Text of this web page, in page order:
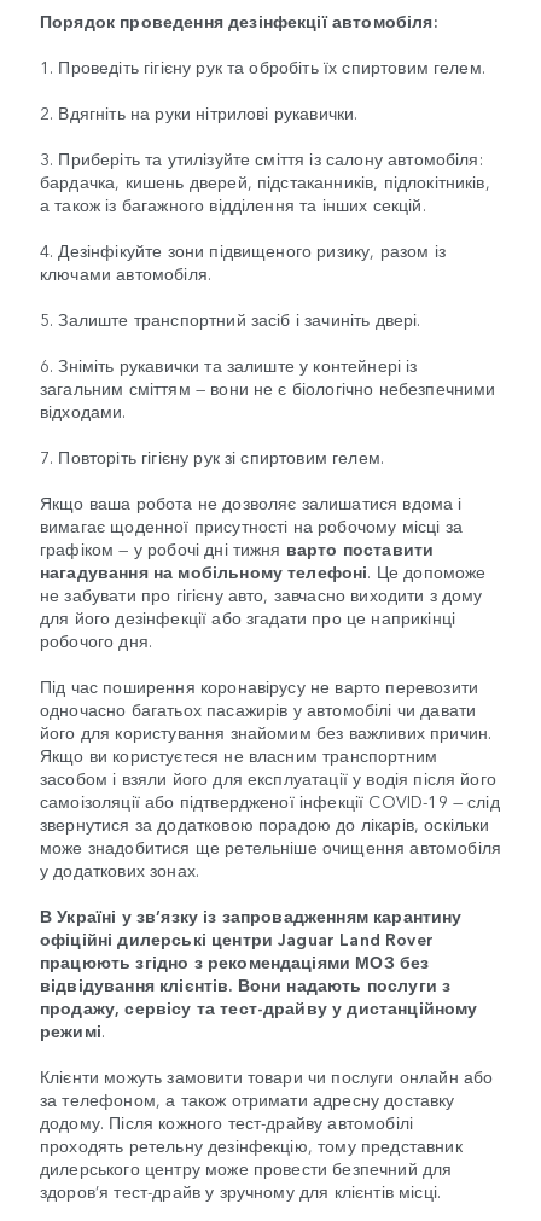
Порядок проведення дезінфекції автомобіля:
1. Проведіть гігієну рук та обробіть їх спиртовим гелем.
2. Вдягніть на руки нітрилові рукавички.
3. Приберіть та утилізуйте сміття із салону автомобіля:
бардачка, кишень дверей, підстаканників, підлокітників,
а також із багажного відділення та інших секцій.
4. Дезінфікуйте зони підвищеного ризику, разом із
ключами автомобіля.
5. Залиште транспортний засіб і зачиніть двері.
6. Зніміть рукавички та залиште у контейнері із
загальним сміттям — вони не є біологічно небезпечними
відходами.
7. Повторіть гігієну рук зі спиртовим гелем.
Якщо ваша робота не дозволяє залишатися вдома і
вимагає щоденної присутності на робочому місці за
графіком — у робочі дні тижня варто поставити
нагадування на мобільному телефоні. Це допоможе
не забувати про гігієну авто, завчасно виходити з дому
для його дезінфекції або згадати про це наприкінці
робочого дня.
Під час поширення коронавірусу не варто перевозити
одночасно багатьох пасажирів у автомобілі чи давати
його для користування знайомим без важливих причин.
Якщо ви користуєтеся не власним транспортним
засобом і взяли його для експлуатації у водія після його
самоізоляції або підтвердженої інфекції COVID-19 — слід
звернутися за додатковою порадою до лікарів, оскільки
може знадобитися ще ретельніше очищення автомобіля
у додаткових зонах.
В Україні у зв’язку із запровадженням карантину
офіційні дилерські центри Jaguar Land Rover
працюють згідно з рекомендаціями МОЗ без
відвідування клієнтів. Вони надають послуги з
продажу, сервісу та тест-драйву у дистанційному
режимі.
Клієнти можуть замовити товари чи послуги онлайн або
за телефоном, а також отримати адресну доставку
додому. Після кожного тест-драйву автомобілі
проходять ретельну дезінфекцію, тому представник
дилерського центру може провести безпечний для
здоров’я тест-драйв у зручному для клієнтів місці.